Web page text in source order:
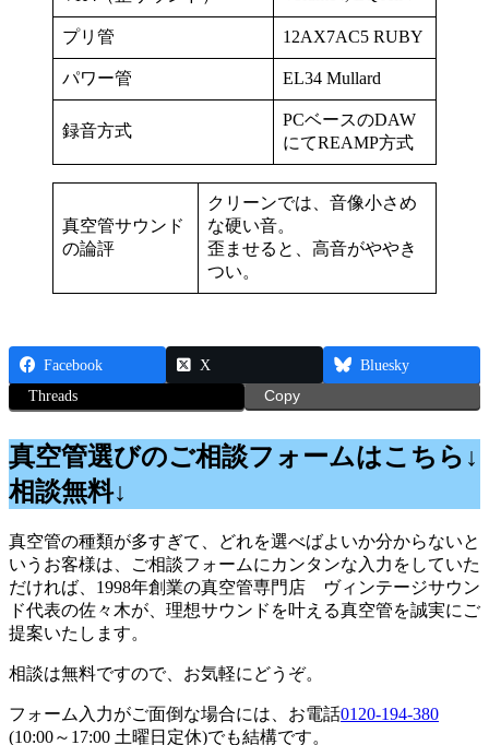
プリ管 12AX7AC5 RUBY
パワー管 EL34 Mullard
録音方式
PCベースのDAW
にてREAMP方式
真空管サウンド
の論評
クリーンでは、音像小さめ
な硬い音。
歪ませると、高音がややき
つい。
Facebook X
Bluesky
Threads
Copy
真空管選びのご相談フォームはこちら↓
相談無料↓
真空管の種類が多すぎて、どれを選べばよいか分からないと
いうお客様は、ご相談フォームにカンタンな入力をしていた
だければ、1998年創業の真空管専門店 ヴィンテージサウン
ド代表の佐々木が、理想サウンドを叶える真空管を誠実にご
提案いたします。
相談は無料ですので、お気軽にどうぞ。
フォーム入力がご面倒な場合には、お電話0120-194-380
(10:00～17:00 土曜日定休)でも結構です。